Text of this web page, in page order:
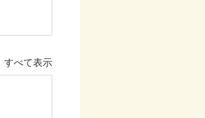
すべて表示